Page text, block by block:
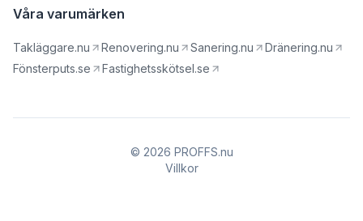
Våra varumärken
Takläggare.nu Renovering.nu Sanering.nu
Dränering.nu
Fönsterputs.se
Fastighetsskötsel.se
© 2026 PROFFS.nu
Villkor